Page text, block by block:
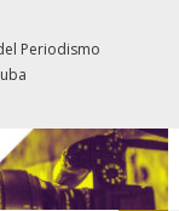
Periodismo